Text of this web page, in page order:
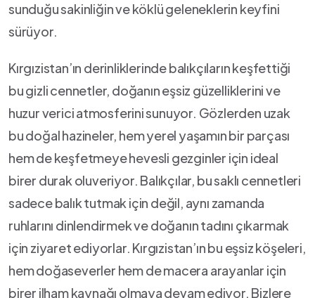
sunduğu ‌sakinliğin ve köklü geleneklerin‌ keyfini
sürüyor.
Kırgızistan’ın derinliklerinde balıkçıların keşfettiği
‍bu gizli cennetler, doğanın⁤ eşsiz güzelliklerini ve
⁤huzur verici ⁢atmosferini ⁢sunuyor. Gözlerden uzak
bu doğal hazineler,‍ hem yerel yaşamın bir parçası
hem de keşfetmeye ​hevesli gezginler için ideal‌
birer durak oluveriyor. Balıkçılar, bu saklı ​cennetleri
sadece balık tutmak için değil, aynı zamanda
ruhlarını dinlendirmek ve doğanın tadını çıkarmak
için ziyaret​ ediyorlar. Kırgızistan’ın bu​ eşsiz köşeleri,
hem doğaseverler ​hem de macera arayanlar için
birer ‌ilham‍ kaynağı olmaya⁣ devam⁤ ediyor. Bizlere